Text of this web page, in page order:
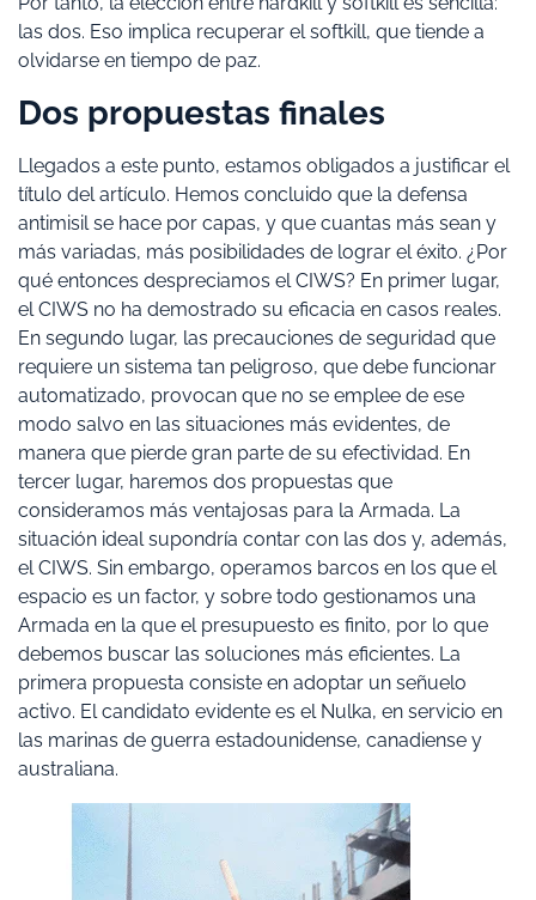
las dos. Eso implica recuperar el softkill, que tiende a
olvidarse en tiempo de paz.
Dos propuestas finales
Llegados a este punto, estamos obligados a justificar el
título del artículo. Hemos concluido que la defensa
antimisil se hace por capas, y que cuantas más sean y
más variadas, más posibilidades de lograr el éxito. ¿Por
qué entonces despreciamos el CIWS? En primer lugar,
el CIWS no ha demostrado su eficacia en casos reales.
En segundo lugar, las precauciones de seguridad que
requiere un sistema tan peligroso, que debe funcionar
automatizado, provocan que no se emplee de ese
modo salvo en las situaciones más evidentes, de
manera que pierde gran parte de su efectividad. En
tercer lugar, haremos dos propuestas que
consideramos más ventajosas para la Armada. La
situación ideal supondría contar con las dos y, además,
el CIWS. Sin embargo, operamos barcos en los que el
espacio es un factor, y sobre todo gestionamos una
Armada en la que el presupuesto es finito, por lo que
debemos buscar las soluciones más eficientes. La
primera propuesta consiste en adoptar un señuelo
activo. El candidato evidente es el Nulka, en servicio en
las marinas de guerra estadounidense, canadiense y
australiana.